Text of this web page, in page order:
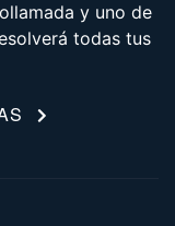
y uno de
todas tus